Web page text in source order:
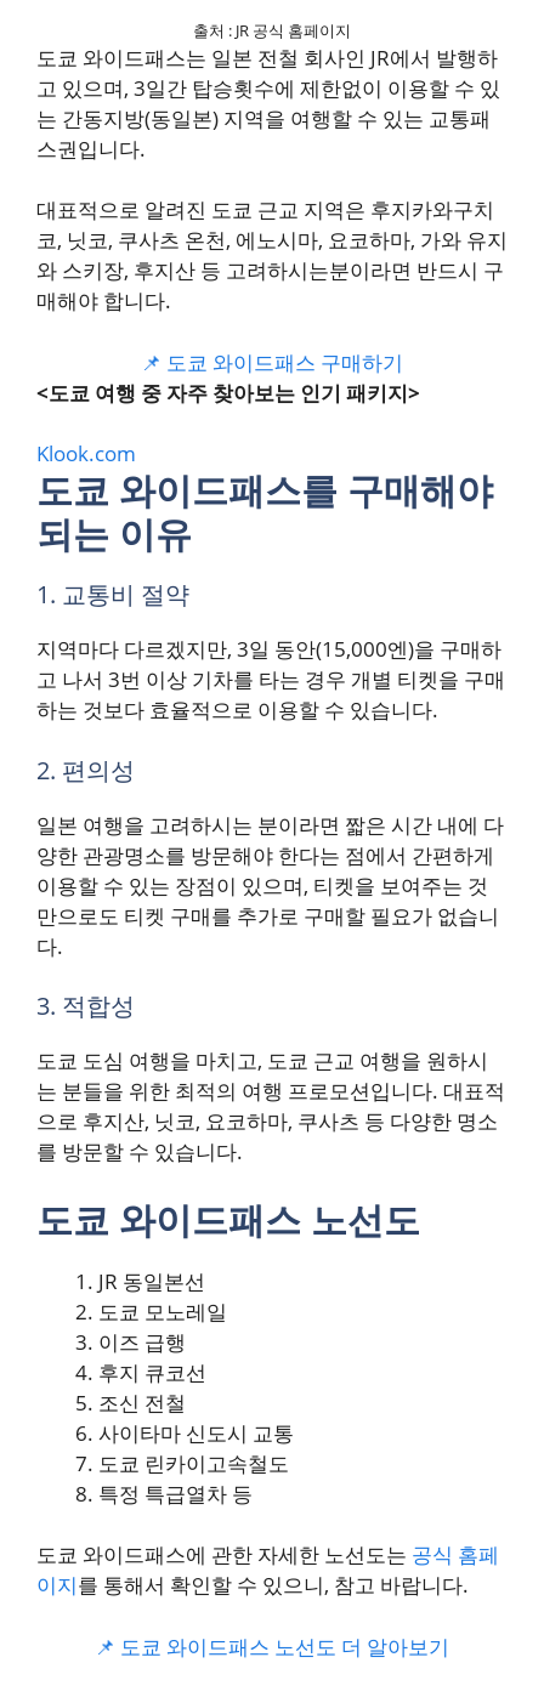
출처 : JR 공식 홈페이지
도쿄 와이드패스는 일본 전철 회사인 JR에서 발행하
고 있으며, 3일간 탑승횟수에 제한없이 이용할 수 있
는 간동지방(동일본) 지역을 여행할 수 있는 교통패
스권입니다.
대표적으로 알려진 도쿄 근교 지역은 후지카와구치
코, 닛코, 쿠사츠 온천, 에노시마, 요코하마, 가와 유지
와 스키장, 후지산 등 고려하시는분이라면 반드시 구
매해야 합니다.
📌 도쿄 와이드패스 구매하기
<도쿄 여행 중 자주 찾아보는 인기 패키지>
Klook.com
도쿄 와이드패스를 구매해야
되는 이유
1. 교통비 절약
지역마다 다르겠지만, 3일 동안(15,000엔)을 구매하
고 나서 3번 이상 기차를 타는 경우 개별 티켓을 구매
하는 것보다 효율적으로 이용할 수 있습니다.
2. 편의성
일본 여행을 고려하시는 분이라면 짧은 시간 내에 다
양한 관광명소를 방문해야 한다는 점에서 간편하게
이용할 수 있는 장점이 있으며, 티켓을 보여주는 것
만으로도 티켓 구매를 추가로 구매할 필요가 없습니
다.
3. 적합성
도쿄 도심 여행을 마치고, 도쿄 근교 여행을 원하시
는 분들을 위한 최적의 여행 프로모션입니다. 대표적
으로 후지산, 닛코, 요코하마, 쿠사츠 등 다양한 명소
를 방문할 수 있습니다.
도쿄 와이드패스 노선도
JR 동일본선
도쿄 모노레일
이즈 급행
후지 큐코선
조신 전철
사이타마 신도시 교통
도쿄 린카이고속철도
특정 특급열차 등
도쿄 와이드패스에 관한 자세한 노선도는 공식 홈페
이지를 통해서 확인할 수 있으니, 참고 바랍니다.
📌 도쿄 와이드패스 노선도 더 알아보기